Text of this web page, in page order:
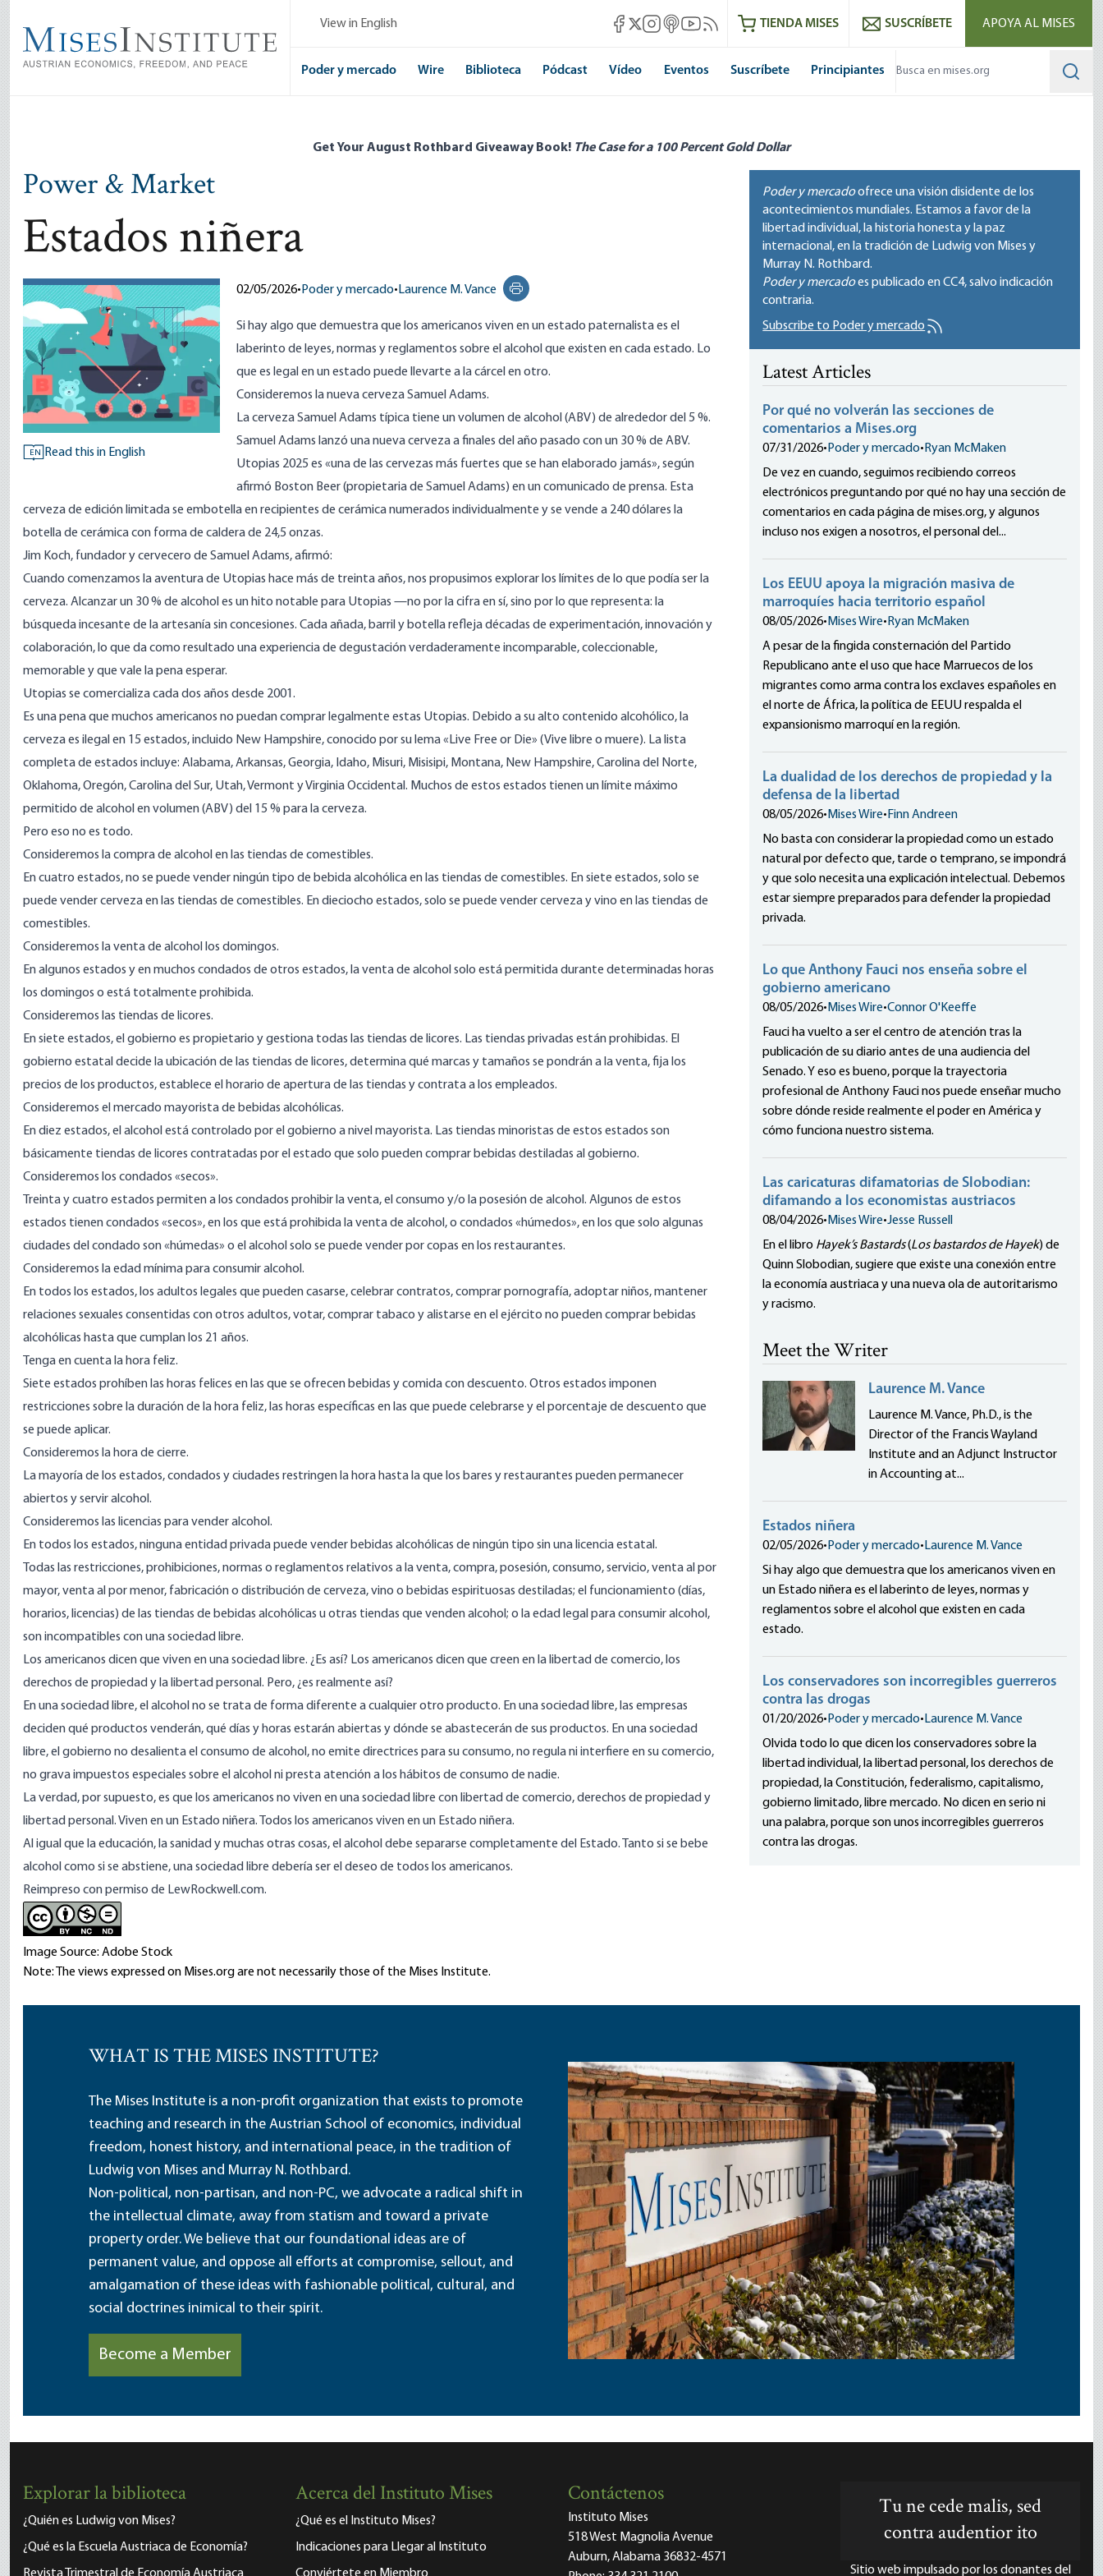
main
content
View in English Mises Facebook
Mises X
Mises Instagram
Mises itunes
Mises Youtube
Mises RSS feedTIENDA MISES SUSCRÍBETE APOYA AL MISES
Poder y mercado Wire Biblioteca Pódcast Vídeo Eventos Suscríbete Principiantes
Get Your August Rothbard Giveaway Book! The Case for a 100 Percent Gold Dollar
Power & Market
Estados niñera
EN Read this in English
02/05/2026• Poder y mercado• Laurence M. Vance
Print this page
Si hay algo que demuestra que los americanos viven en un estado paternalista es el
laberinto de leyes, normas y reglamentos sobre el alcohol que existen en cada estado. Lo
que es legal en un estado puede llevarte a la cárcel en otro.
Consideremos la nueva cerveza Samuel Adams.
La cerveza Samuel Adams típica tiene un volumen de alcohol (ABV) de alrededor del 5 %.
Samuel Adams lanzó una nueva cerveza a finales del año pasado con un 30 % de ABV.
Utopias 2025 es «una de las cervezas más fuertes que se han elaborado jamás», según
afirmó Boston Beer (propietaria de Samuel Adams) en uncomunicado de prensa. Esta
cerveza de edición limitada se embotella en recipientes de cerámica numerados individualmente y se vende a 240 dólares la
botella de cerámica con forma de caldera de 24,5 onzas.
Jim Koch, fundador y cervecero de Samuel Adams, afirmó:
Cuando comenzamos la aventura de Utopias hace más de treinta años, nos propusimos explorar los límites de lo que podía ser la
cerveza. Alcanzar un 30 % de alcohol es un hito notable para Utopias —no por la cifra en sí, sino por lo que representa: la
búsqueda incesante de la artesanía sin concesiones. Cada añada, barril y botella refleja décadas de experimentación, innovación y
colaboración, lo que da como resultado una experiencia de degustación verdaderamente incomparable, coleccionable,
memorable y que vale la pena esperar.
Utopias se comercializa cada dos años desde 2001.
Es una pena que muchos americanos no puedan comprar legalmente estas Utopias. Debido a su alto contenido alcohólico, la
cerveza es ilegal en 15 estados, incluido New Hampshire, conocido por su lema «Live Free or Die» (Vive libre o muere). La lista
completa de estados incluye: Alabama, Arkansas, Georgia, Idaho, Misuri, Misisipi, Montana, New Hampshire, Carolina del Norte,
Oklahoma, Oregón, Carolina del Sur, Utah, Vermont y Virginia Occidental. Muchos de estos estados tienen un límite máximo
permitido de alcohol en volumen (ABV) del 15 % para la cerveza.
Pero eso no es todo.
Consideremos la compra de alcohol en las tiendas de comestibles.
En cuatro estados, no se puede vender ningún tipo de bebida alcohólica en las tiendas de comestibles. En siete estados, solo se
puede vender cerveza en las tiendas de comestibles. En dieciocho estados, solo se puede vender cerveza y vino en las tiendas de
comestibles.
Consideremos la venta de alcohol los domingos.
En algunos estados y en muchos condados de otros estados, la venta de alcohol solo está permitida durante determinadas horas
los domingos o está totalmente prohibida.
Consideremos las tiendas de licores.
En siete estados, el gobierno es propietario y gestiona todas las tiendas de licores. Las tiendas privadas están prohibidas. El
gobierno estatal decide la ubicación de las tiendas de licores, determina qué marcas y tamaños se pondrán a la venta, fija los
precios de los productos, establece el horario de apertura de las tiendas y contrata a los empleados.
Consideremos el mercado mayorista de bebidas alcohólicas.
En diez estados, el alcohol está controlado por el gobierno a nivel mayorista. Las tiendas minoristas de estos estados son
básicamente tiendas de licores contratadas por el estado que solo pueden comprar bebidas destiladas al gobierno.
Consideremos los condados «secos».
Treinta y cuatro estados permiten a los condados prohibir la venta, el consumo y/o la posesión de alcohol. Algunos de estos
estados tienen condados «secos», en los que está prohibida la venta de alcohol, o condados «húmedos», en los que solo algunas
ciudades del condado son «húmedas» o el alcohol solo se puede vender por copas en los restaurantes.
Consideremos la edad mínima para consumir alcohol.
En todos los estados, los adultos legales que pueden casarse, celebrar contratos, comprar pornografía, adoptar niños, mantener
relaciones sexuales consentidas con otros adultos, votar, comprar tabaco y alistarse en el ejército no pueden comprar bebidas
alcohólicas hasta que cumplan los 21 años.
Tenga en cuenta la hora feliz.
Siete estados prohíben las horas felices en las que se ofrecen bebidas y comida con descuento. Otros estados imponen
restricciones sobre la duración de la hora feliz, las horas específicas en las que puede celebrarse y el porcentaje de descuento que
se puede aplicar.
Consideremos la hora de cierre.
La mayoría de los estados, condados y ciudades restringen la hora hasta la que los bares y restaurantes pueden permanecer
abiertos y servir alcohol.
Consideremos las licencias para vender alcohol.
En todos los estados, ninguna entidad privada puede vender bebidas alcohólicas de ningún tipo sin una licencia estatal.
Todas las restricciones, prohibiciones, normas o reglamentos relativos a la venta, compra, posesión, consumo, servicio, venta al por
mayor, venta al por menor, fabricación o distribución de cerveza, vino o bebidas espirituosas destiladas; el funcionamiento (días,
horarios, licencias) de las tiendas de bebidas alcohólicas u otras tiendas que venden alcohol; o la edad legal para consumir alcohol,
son incompatibles con una sociedad libre.
Los americanos dicen que viven en una sociedad libre. ¿Es así? Los americanos dicen que creen en la libertad de comercio, los
derechos de propiedad y la libertad personal. Pero, ¿es realmente así?
En una sociedad libre, el alcohol no se trata de forma diferente a cualquier otro producto. En una sociedad libre, las empresas
deciden qué productos venderán, qué días y horas estarán abiertas y dónde se abastecerán de sus productos. En una sociedad
libre, el gobierno no desalienta el consumo de alcohol, no emite directrices para su consumo, no regula ni interfiere en su comercio,
no grava impuestos especiales sobre el alcohol ni presta atención a los hábitos de consumo de nadie.
La verdad, por supuesto, es que los americanos no viven en una sociedad libre con libertad de comercio, derechos de propiedad y
libertad personal. Viven en un Estado niñera. Todos los americanos viven en un Estado niñera.
Al igual que la educación, la sanidad y muchas otras cosas, el alcohol debe separarse completamente del Estado. Tanto si se bebe
alcohol como si se abstiene, una sociedad libre debería ser el deseo de todos los americanos.
Reimpreso con permiso de LewRockwell.com.
Image Source: Adobe Stock
Note: The views expressed on Mises.org are not necessarily those of the Mises Institute.
Poder y mercadoofrece una visión disidente de los
acontecimientos mundiales. Estamos a favor de la
libertad individual, la historia honesta y la paz
internacional, en la tradición de Ludwig von Mises y
Murray N. Rothbard.
Poder y mercadoes publicado enCC4, salvo indicación
contraria.
Subscribe to Poder y mercado
Latest Articles
Por qué no volverán las secciones de
comentarios a Mises.org
07/31/2026• Poder y mercado• Ryan McMaken
De vez en cuando, seguimos recibiendo correos
electrónicos preguntando por qué no hay una sección de
comentarios en cada página de mises.org, y algunos
incluso nos exigen a nosotros, el personal del...
Los EEUU apoya la migración masiva de
marroquíes hacia territorio español
08/05/2026• Mises Wire• Ryan McMaken
A pesar de la fingida consternación del Partido
Republicano ante el uso que hace Marruecos de los
migrantes como arma contra los exclaves españoles en
el norte de África, la política de EEUU respalda el
expansionismo marroquí en la región.
La dualidad de los derechos de propiedad y la
defensa de la libertad
08/05/2026• Mises Wire• Finn Andreen
No basta con considerar la propiedad como un estado
natural por defecto que, tarde o temprano, se impondrá
y que solo necesita una explicación intelectual. Debemos
estar siempre preparados para defender la propiedad
privada.
Lo que Anthony Fauci nos enseña sobre el
gobierno americano
08/05/2026• Mises Wire•Connor O'Keeffe
Fauci ha vuelto a ser el centro de atención tras la
publicación de su diario antes de una audiencia del
Senado. Y eso es bueno, porque la trayectoria
profesional de Anthony Fauci nos puede enseñar mucho
sobre dónde reside realmente el poder en América y
cómo funciona nuestro sistema.
Las caricaturas difamatorias de Slobodian:
difamando a los economistas austriacos
08/04/2026• Mises Wire•Jesse Russell
En el libro Hayek’s Bastards(Los bastardos de Hayek) de
Quinn Slobodian, sugiere que existe una conexión entre
la economía austriaca y una nueva ola de autoritarismo
y racismo.
Meet the Writer
Laurence M. Vance
Laurence M. Vance, Ph.D., is the
Director of the Francis Wayland
Institute and an Adjunct Instructor
in Accounting at...
Estados niñera
02/05/2026• Poder y mercado• Laurence M. Vance
Si hay algo que demuestra que los americanos viven en
un Estado niñera es el laberinto de leyes, normas y
reglamentos sobre el alcohol que existen en cada
estado.
Los conservadores son incorregibles guerreros
contra las drogas
01/20/2026• Poder y mercado• Laurence M. Vance
Olvida todo lo que dicen los conservadores sobre la
libertad individual, la libertad personal, los derechos de
propiedad, la Constitución, federalismo, capitalismo,
gobierno limitado, libre mercado. No dicen en serio ni
una palabra, porque son unos incorregibles guerreros
contra las drogas.
WHAT IS THE MISES INSTITUTE?
The Mises Institute is a non-profit organization that exists to promote
teaching and research in the Austrian School of economics, individual
freedom, honest history, and international peace, in the tradition of
Ludwig von Mises and Murray N. Rothbard.
Non-political, non-partisan, and non-PC, we advocate a radical shift in
the intellectual climate, away from statism and toward a private
property order. We believe that our foundational ideas are of
permanent value, and oppose all efforts at compromise, sellout, and
amalgamation of these ideas with fashionable political, cultural, and
social doctrines inimical to their spirit.
Become a Member
Explorar la biblioteca
¿Quién es Ludwig von Mises?
¿Qué es la Escuela Austriaca de Economía?
Acerca del Instituto Mises
¿Qué es el Instituto Mises?
Indicaciones para Llegar al Instituto
Contáctenos
Instituto Mises
518 West Magnolia Avenue
Auburn, Alabama 36832-4571
Tu ne cede malis, sed
contra audentior ito
Sitio web impulsado por los donantes del